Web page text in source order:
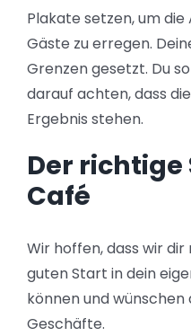
Plakate setzen, um
Gäste zu erregen.
Grenzen gesetzt. Du
darauf achten, dass
Ergebnis stehen.
Der
Café
Wir hoffen, dass wir
guten Start in dein
können und wünschen
Geschäfte.